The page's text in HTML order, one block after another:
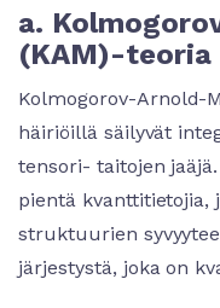
a.
(KAM)-teoria
Kolmogorov-Arnold-
häiriöillä säilyvät
tensori- taitojen
pientä kvanttitietojia,
struktuurien
järjestystä, joka on